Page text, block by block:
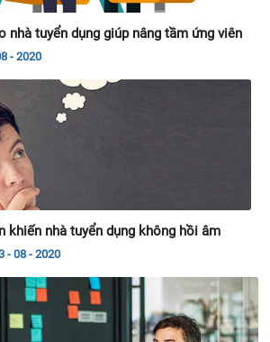
khiến nhà tuyển dụng không hồi âm
- 08 - 2020